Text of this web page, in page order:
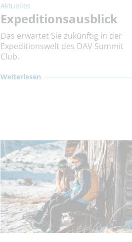
Aktuelles
Expeditionsausblick
Das erwartet Sie zukünftig in der
Expeditionswelt des DAV Summit
Club.
Weiterlesen